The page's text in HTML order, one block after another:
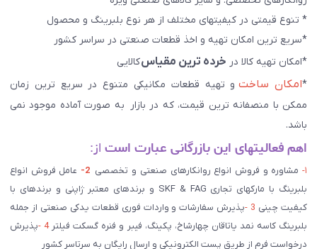
* تنوع قیمتی در کیفیتهای مختلف از هر نوع بلبرینگ و محصول
*سریع ترین امکان تهیه و اخذ قطعات صنعتی در سراسر کشور
*امکان تهیه کالا در خرده ترین مقیاسکالایی
*امکان ساختو تهیه قطعات مکانیکی متنوع در سریع ترین زمان
ممکن با منصفانه ترین قیمت، که در بازار به صورت آماده موجود نمی
باشد.
اهم فعالیتهای این بازرگانی عبارت است از:
۱- مشاوره و فروش انواع روانکارهای صنعتی و تخصصی 2-
عامل فروش انواع
بلبرینگ با مارکهای تجاری SKF & FAG و برندهای معتبر ژاپنی و برندهای با
کیفیت چینی 3 - پذیرش سفارشات و واردات فوری قطعات یدکی صنعتی از جمله
بلبرینگ کاسه نمد یاتاقان چهارشاخ، پکینگ، فیبر و فنره گسکت فیلتر4 - پذیرش
درخواست فرم از طریق پست الکترونیکی و ارسال رایگان به سرتاسر کشور